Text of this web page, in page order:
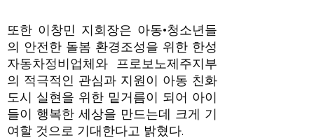
또한 이창민 지회장은 아동·청소년들
의 안전한 돌봄 환경조성을 위한 한성
자동차정비업체와 프로보노제주지부
의 적극적인 관심과 지원이 아동 친화
도시 실현을 위한 밑거름이 되어 아이
들이 행복한 세상을 만드는데 크게 기
여할 것으로 기대한다고 밝혔다.